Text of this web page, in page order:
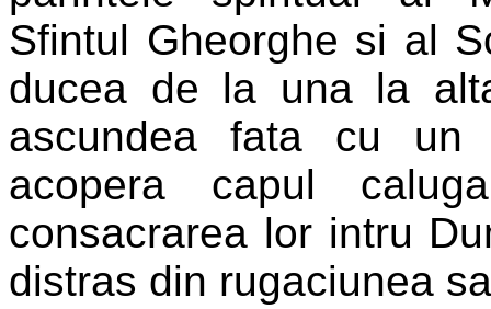
Sfintul Gheorghe si al
ducea de la una la
ascundea fata cu
acopera capul
consacrarea lor intru
distras din rugaciunea